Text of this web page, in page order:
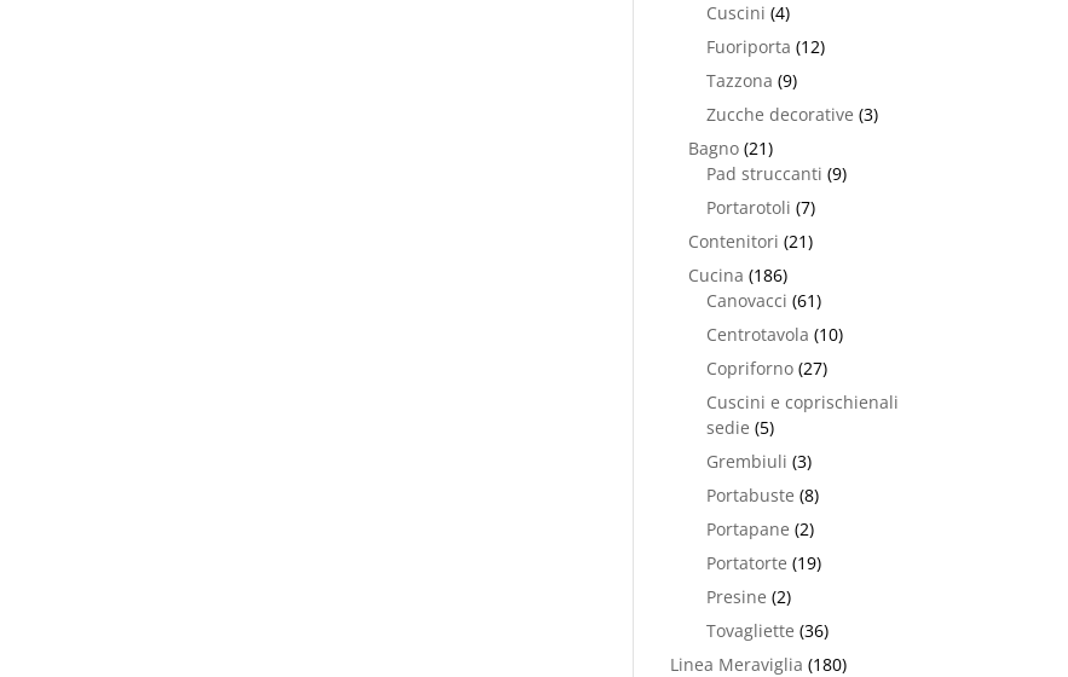
Cuscini (4)
Fuoriporta (12)
Tazzona (9)
Zucche decorative (3)
Bagno (21)
Pad struccanti (9)
Portarotoli (7)
Contenitori (21)
Cucina (186)
Canovacci (61)
Centrotavola (10)
Copriforno (27)
Cuscini e coprischienali
sedie (5)
Grembiuli (3)
Portabuste (8)
Portapane (2)
Portatorte (19)
Presine (2)
Tovagliette (36)
Linea Meraviglia (180)